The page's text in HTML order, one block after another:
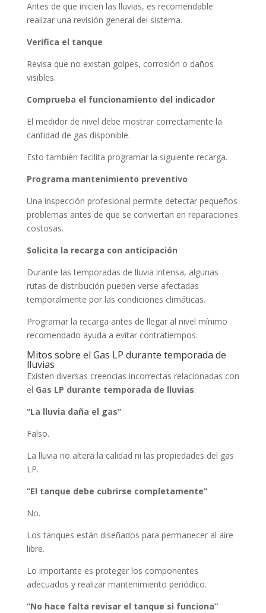
Antes de que inicien las lluvias, es recomendable
realizar una revisión general del sistema.
Verifica el tanque
Revisa que no existan golpes, corrosión o daños
visibles.
Comprueba el funcionamiento del indicador
El medidor de nivel debe mostrar correctamente la
cantidad de gas disponible.
Esto también facilita programar la siguiente recarga.
Programa mantenimiento preventivo
Una inspección profesional permite detectar pequeños
problemas antes de que se conviertan en reparaciones
costosas.
Solicita la recarga con anticipación
Durante las temporadas de lluvia intensa, algunas
rutas de distribución pueden verse afectadas
temporalmente por las condiciones climáticas.
Programar la recarga antes de llegar al nivel mínimo
recomendado ayuda a evitar contratiempos.
Mitos sobre el Gas LP durante temporada de
lluvias
Existen diversas creencias incorrectas relacionadas con
el Gas LP durante temporada de lluvias.
“La lluvia daña el gas”
Falso.
La lluvia no altera la calidad ni las propiedades del gas
LP.
“El tanque debe cubrirse completamente”
No.
Los tanques están diseñados para permanecer al aire
libre.
Lo importante es proteger los componentes
adecuados y realizar mantenimiento periódico.
“No hace falta revisar el tanque si funciona”